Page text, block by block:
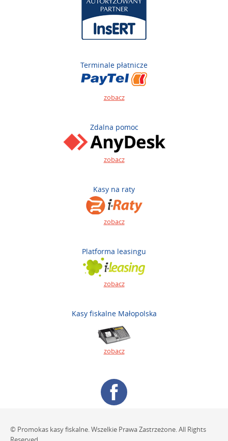
Terminale płatnicze
zobacz
Zdalna pomoc
zobacz
Kasy na raty
zobacz
Platforma leasingu
zobacz
Kasy fiskalne Małopolska
zobacz
© Promokas kasy fiskalne. Wszelkie Prawa Zastrzeżone. All Rights